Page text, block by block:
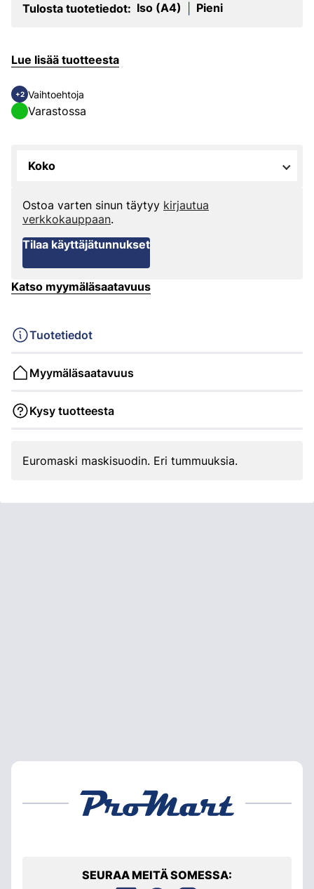
Tulosta tuotetiedot: Iso (A4) Pieni
Lue lisää tuotteesta
+2 Vaihtoehtoja
Varastossa
Koko
Ostoa varten sinun täytyy kirjautua
verkkokauppaan.
Tilaa käyttäjätunnukset
Katso myymäläsaatavuus
Tuotetiedot
Myymäläsaatavuus
Kysy tuotteesta
Euromaski maskisuodin. Eri tummuuksia.
SEURAA MEITÄ SOMESSA: